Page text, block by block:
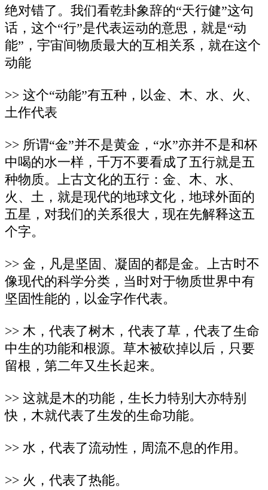
绝对错了。我们看乾卦象辞的“天行健”这句
话，这个“行”是代表运动的意思，就是“动
能”，宇宙间物质最大的互相关系，就在这个
动能
>> 这个“动能”有五种，以金、木、水、火、
土作代表
>> 所谓“金”并不是黄金，“水”亦并不是和杯
中喝的水一样，千万不要看成了五行就是五
种物质。上古文化的五行：金、木、水、
火、土，就是现代的地球文化，地球外面的
五星，对我们的关系很大，现在先解释这五
个字。
>> 金，凡是坚固、凝固的都是金。上古时不
像现代的科学分类，当时对于物质世界中有
坚固性能的，以金字作代表。
>> 木，代表了树木，代表了草，代表了生命
中生的功能和根源。草木被砍掉以后，只要
留根，第二年又生长起来。
>> 这就是木的功能，生长力特别大亦特别
快，木就代表了生发的生命功能。
>> 水，代表了流动性，周流不息的作用。
>> 火，代表了热能。